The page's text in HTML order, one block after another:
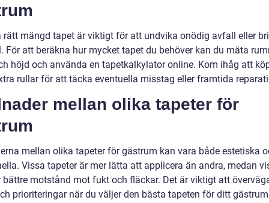
rätt mängd tapet är viktigt för att undvika onödig avfall eller
För att beräkna hur mycket tapet du behöver kan du mäta
höjd och använda en tapetkalkylator online. Kom ihåg att
rullar för att täcka eventuella misstag eller framtida
mellan olika tapeter för
mellan olika tapeter för gästrum kan vara både estetiska
Vissa tapeter är mer lätta att applicera än andra, medan
bättre motstånd mot fukt och fläckar. Det är viktigt att
prioriteringar när du väljer den bästa tapeten för ditt